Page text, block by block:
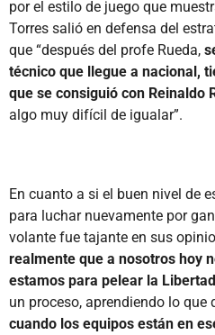
por el estilo de juego que
Torres salió en defensa del
que “después del profe Rueda,
técnico que llegue a nacional,
que se consiguió con Reinaldo
algo muy difícil de igualar”.
En cuanto a si el buen nivel de
para luchar nuevamente por
volante fue tajante en sus
realmente que a nosotros hoy
estamos para pelear la
un proceso, aprendiendo lo que
cuando los equipos están en